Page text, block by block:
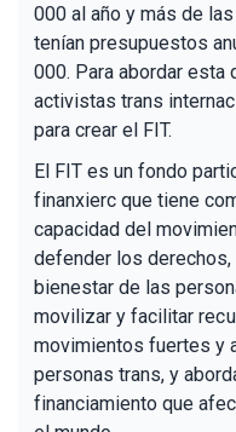
000 al año y más de
tenían presupuestos
000. Para abordar esta
activistas trans
para crear el FIT.
El FIT es un fondo
finanxierc que tiene
capacidad del
defender los
bienestar de las
movilizar y facilitar
movimientos fuertes y
personas trans, y
financiamiento que